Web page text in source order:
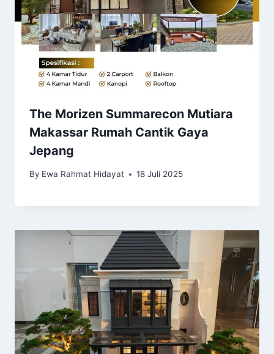
The Morizen Summarecon Mutiara
Makassar Rumah Cantik Gaya
Jepang
By Ewa Rahmat Hidayat 18 Juli 2025